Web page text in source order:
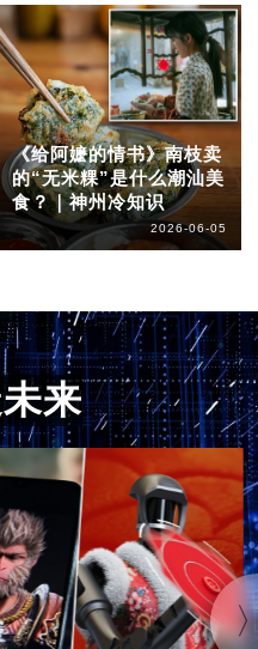
《给阿嬷的情书》南枝卖
的“无米粿”是什么潮汕美
食？｜神州冷知识
2026-06-05
来